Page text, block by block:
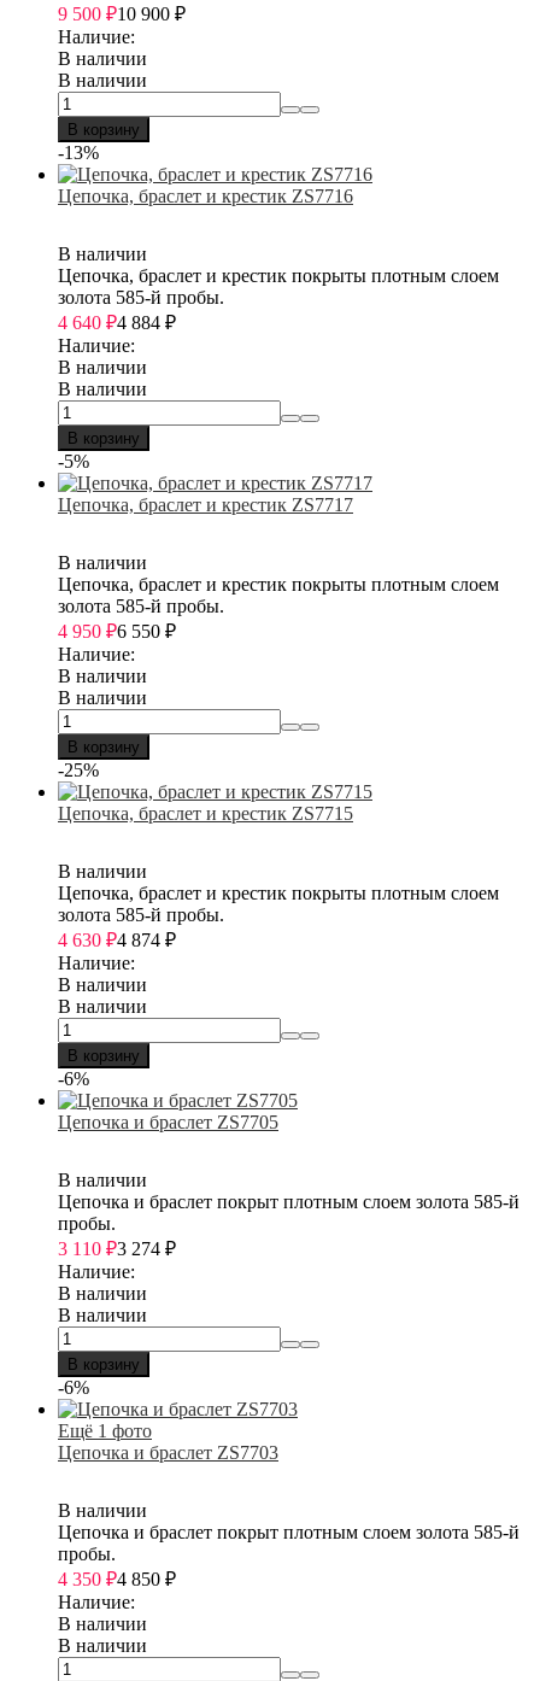
9 500 ₽10 900 ₽
Наличие:
В наличии
В наличии
В корзину
-13%
Цепочка, браслет и крестик ZS7716
В наличии
Цепочка, браслет и крестик покрыты плотным слоем
золота 585-й пробы.
4 640 ₽4 884 ₽
Наличие:
В наличии
В наличии
В корзину
-5%
Цепочка, браслет и крестик ZS7717
В наличии
Цепочка, браслет и крестик покрыты плотным слоем
золота 585-й пробы.
4 950 ₽6 550 ₽
Наличие:
В наличии
В наличии
В корзину
-25%
Цепочка, браслет и крестик ZS7715
В наличии
Цепочка, браслет и крестик покрыты плотным слоем
золота 585-й пробы.
4 630 ₽4 874 ₽
Наличие:
В наличии
В наличии
В корзину
-6%
Цепочка и браслет ZS7705
В наличии
Цепочка и браслет покрыт плотным слоем золота 585-й
пробы.
3 110 ₽3 274 ₽
Наличие:
В наличии
В наличии
В корзину
-6%
Ещё 1 фото
Цепочка и браслет ZS7703
В наличии
Цепочка и браслет покрыт плотным слоем золота 585-й
пробы.
4 350 ₽4 850 ₽
Наличие:
В наличии
В наличии